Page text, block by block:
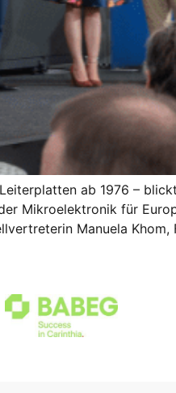
ab 1976 –
Mikroelektronik für
Manuela